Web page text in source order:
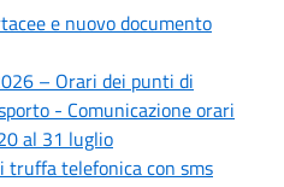
e nuovo documento
– Orari dei punti di
- Comunicazione orari
al 31 luglio
truffa telefonica con sms